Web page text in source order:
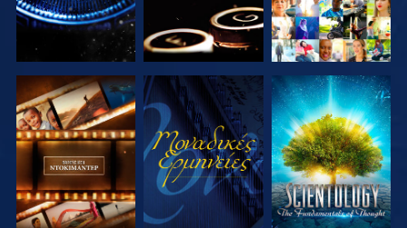
ΕΞΕΡΕΥΝΗΣΤΕ
ΤΗ ΣΕΙΡΑ
ΠΑΡΑΚΟΛΟΥΘΗΣΤΕ
ΕΞΕΡΕΥΝΗΣΤΕ
ΤΗ ΣΕΙΡΑ